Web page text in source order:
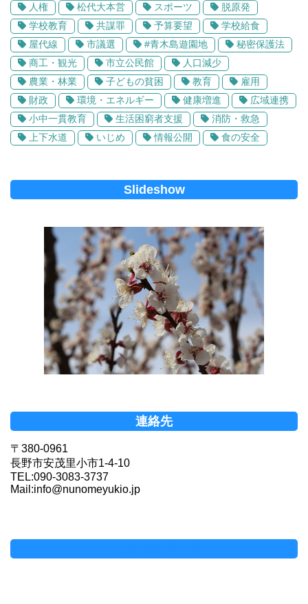
人権
松代大本営 スポーツ
脱原発
学校教育
共謀罪 予算要望
学校給食
屋代線
市議選 #青木島遊園地
秘密保護法
商工・観光
市立公民館
人口減少
農業・林業
子どもの貧困 教育
雇用
財政
環境・エネルギー 健康増進
広域連携
小中一貫教育
生活困窮者支援
消防・救急
上下水道
いじめ 情報公開 食の安全
Slideshow
連絡先
〒380-0961
長野市安茂里小市1-4-10
TEL:090-3083-3737
Mail:info@nunomeyukio.jp